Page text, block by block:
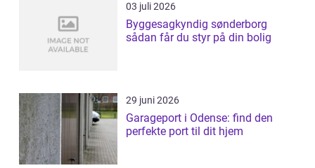
03 juli 2026
Byggesagkyndig sønderborg
sådan får du styr på din bolig
29 juni 2026
Garageport i Odense: find den
perfekte port til dit hjem